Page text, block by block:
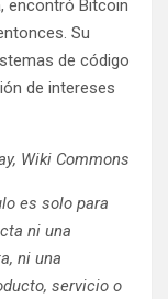
encontró Bitcoin
Su
de código
de intereses
Wiki Commons
es solo para
ni una
ni una
servicio o